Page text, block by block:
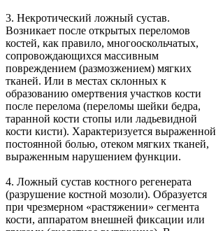
3. Некротический ложный сустав.
Возникает после открытых переломов
костей, как правило, многооскольчатых,
сопровождающихся массивным
повреждением (размозжением) мягких
тканей. Или в местах склонных к
образованию омертвения участков кости
после перелома (переломы шейки бедра,
таранной кости стопы или ладьевидной
кости кисти). Характеризуется выраженной
постоянной болью, отеком мягких тканей,
выраженным нарушением функции.
4. Ложный сустав костного регенерата
(разрушение костной мозоли). Образуется
при чрезмерном «растяжении» сегмента
кости, аппаратом внешней фиксации или